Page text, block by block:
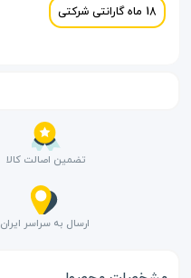
18 ماه گارانتی شرکتی
تضمین اصالت کالا
ارسال به سراسر ایران